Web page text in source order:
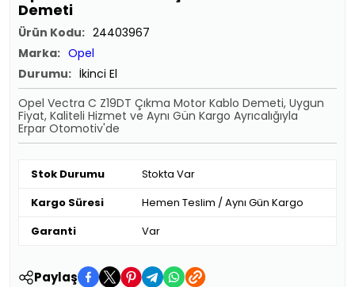
Demeti
Ürün Kodu: 24403967
Marka: Opel
Durumu: İkinci El
Opel Vectra C Z19DT Çıkma Motor Kablo Demeti, Uygun
Fiyat, Kaliteli Hizmet ve Aynı Gün Kargo Ayrıcalığıyla
Erpar Otomotiv'de
Stok Durumu
Stokta Var
Kargo Süresi
Hemen Teslim / Aynı Gün Kargo
Garanti
Var
Paylaş